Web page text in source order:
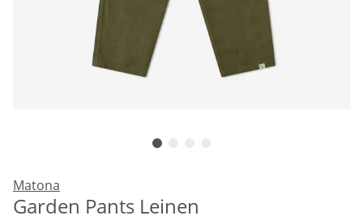
Matona
Garden Pants Leinen